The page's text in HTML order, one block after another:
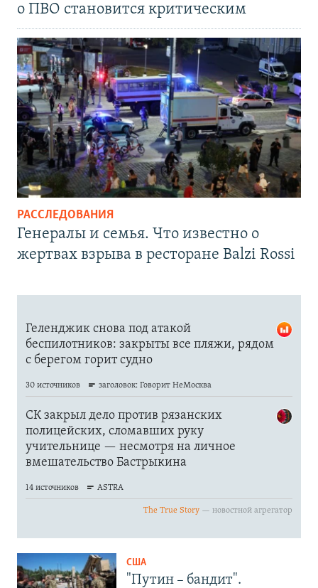
о ПВО становится критическим
РАССЛЕДОВАНИЯ
Генералы и семья. Что известно о
жертвах взрыва в ресторане Balzi Rossi
США
"Путин – бандит".